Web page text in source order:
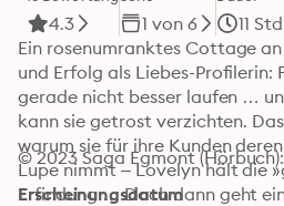
4.3 1 von 6 11
Ein rosenumranktes Cottage
und Erfolg als Liebes-Profilerin:
gerade nicht besser laufen …
kann sie getrost verzichten.
warum sie für ihre Kunden
Lupe nimmt – Lovelyn hält die
Erfindung … Doch dann geht
© 2023 Saga Egmont
Erscheinungsdatum